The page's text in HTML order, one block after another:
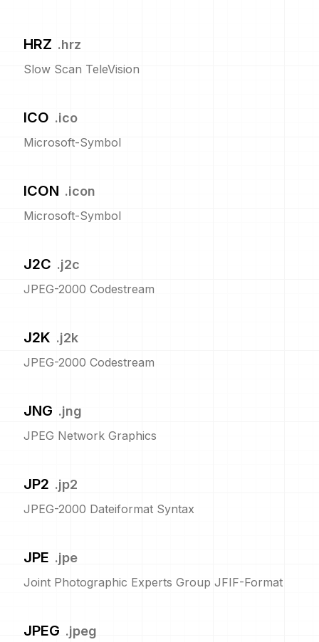
HRZ .hrz
Slow Scan TeleVision
ICO .ico
Microsoft-Symbol
ICON .icon
Microsoft-Symbol
J2C .j2c
JPEG-2000 Codestream
J2K .j2k
JPEG-2000 Codestream
JNG .jng
JPEG Network Graphics
JP2 .jp2
JPEG-2000 Dateiformat Syntax
JPE .jpe
Joint Photographic Experts Group JFIF-Format
JPEG .jpeg